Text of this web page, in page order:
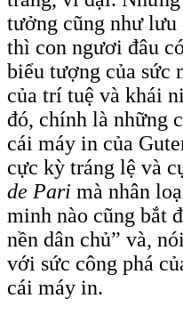
tưởng cũng như lưu
thì con ngươi đâu
biểu tượng của sức
của trí tuệ và khái
đó, chính là những
cái máy in của
cực kỳ tráng lệ và
de Pari mà nhân
minh nào cũng bắt
nền dân chủ” và,
với sức công phá
cái máy in.